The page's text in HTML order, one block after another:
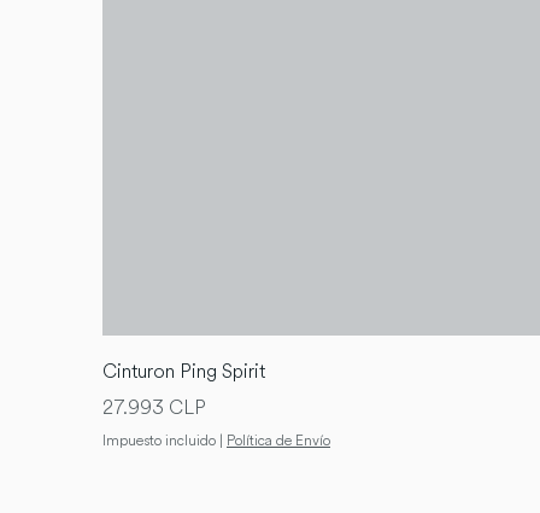
Cinturon Ping Spirit
Precio
27.993 CLP
Impuesto incluido | Política de Envío